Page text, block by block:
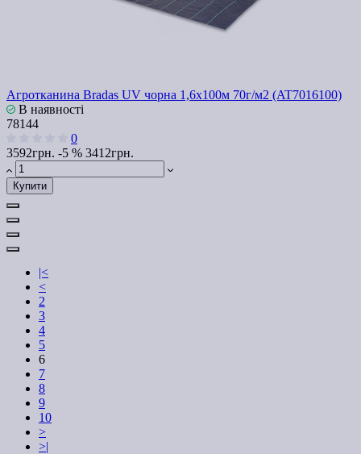
Агротканина Bradas UV чорна 1,6х100м 70г/м2 (AT7016100)
В наявності
78144
0
3592грн. -5 % 3412грн.
Купити
|<
<
2
3
4
5
6
7
8
9
10
>
>|